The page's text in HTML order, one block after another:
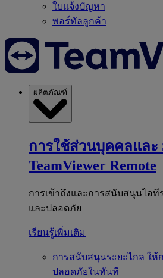
ใบแจ้งปัญหา
พอร์ทัลลูกค้า
ผลิตภัณฑ์
การใช้ส่วนบุคคลและ
TeamViewer Remote
การเข้าถึงและการสนับสนุนไอที
และปลอดภัย
เรียนรู้เพิ่มเติม
การสนับสนุนระยะไกล ให้
ปลอดภัยในทันที